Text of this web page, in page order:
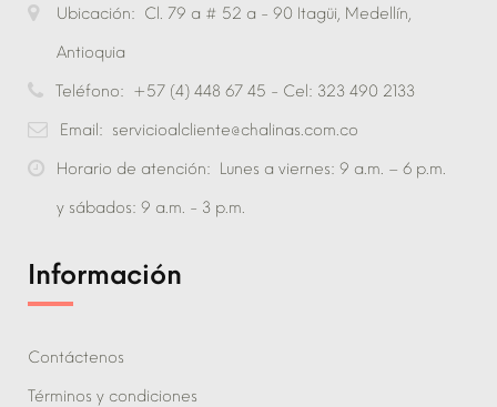
Ubicación: Cl. 79 a # 52 a - 90 Itagüi, Medellín,
Antioquia
Teléfono: +57 (4) 448 67 45 - Cel: 323 490 2133
Email: servicioalcliente@chalinas.com.co
Horario de atención: Lunes a viernes: 9 a.m. – 6 p.m.
y sábados: 9 a.m. - 3 p.m.
Información
Contáctenos
Términos y condiciones